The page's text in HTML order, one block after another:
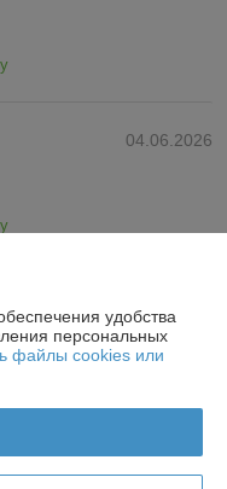
04.06.2026
удобства
персональных
файлы cookies или